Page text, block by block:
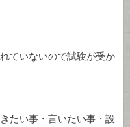
ていないので試験が受か
たい事・言いたい事・設